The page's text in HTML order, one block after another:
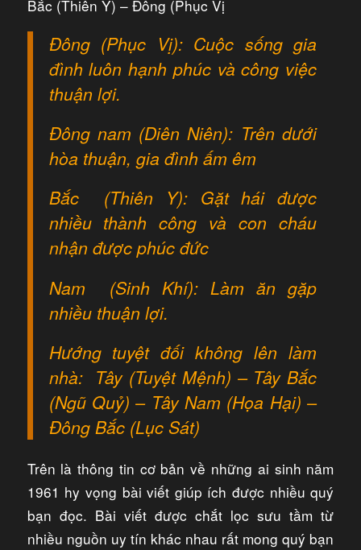
Bắc (Thiên Y) – Đông (Phục Vị
Đông (Phục Vị): Cuộc sống gia
đình luôn hạnh phúc và công việc
thuận lợi.
Đông nam (Diên Niên): Trên dưới
hòa thuận, gia đình ấm êm
Bắc (Thiên Y): Gặt hái được
nhiều thành công và con cháu
nhận được phúc đức
Nam (Sinh Khí): Làm ăn gặp
nhiều thuận lợi.
Hướng tuyệt đối không lên làm
nhà: Tây (Tuyệt Mệnh) – Tây Bắc
(Ngũ Quỷ) – Tây Nam (Họa Hại) –
Đông Bắc (Lục Sát)
Trên là thông tin cơ bản về những ai sinh năm
1961 hy vọng bài viết giúp ích được nhiều quý
bạn đọc. Bài viết được chắt lọc sưu tầm từ
nhiều nguồn uy tín khác nhau rất mong quý bạn